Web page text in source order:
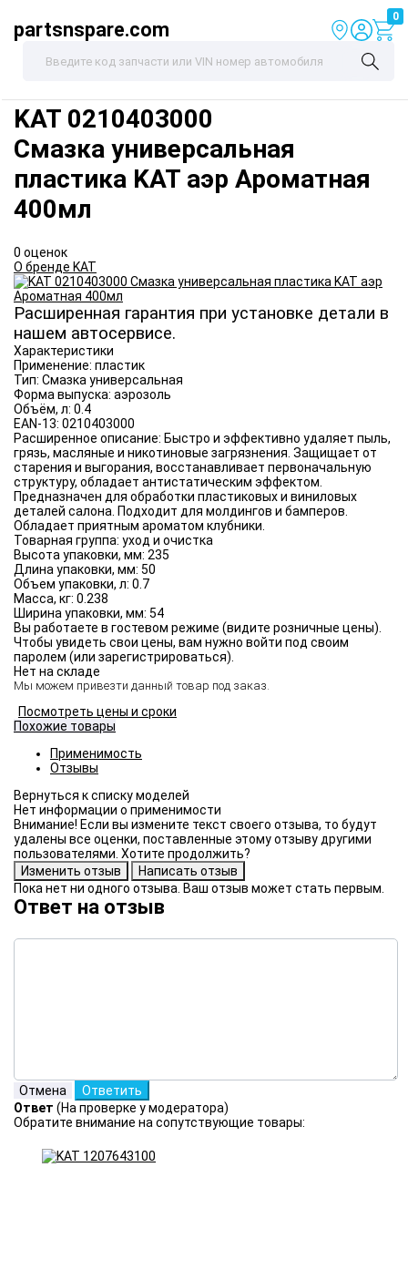
partsnspare.com
0
KAT 0210403000
Смазка универсальная
пластика KAT аэр Ароматная
400мл
0 оценок
О бренде KAT
Расширенная гарантия при установке детали в
нашем автосервисе.
Характеристики
Применение: пластик
Тип: Смазка универсальная
Форма выпуска: аэрозоль
Объём, л: 0.4
EAN-13: 0210403000
Расширенное описание: Быстро и эффективно удаляет пыль,
грязь, масляные и никотиновые загрязнения. Защищает от
старения и выгорания, восстанавливает первоначальную
структуру, обладает антистатическим эффектом.
Предназначен для обработки пластиковых и виниловых
деталей салона. Подходит для молдингов и бамперов.
Обладает приятным ароматом клубники.
Товарная группа: уход и очистка
Высота упаковки, мм: 235
Длина упаковки, мм: 50
Объем упаковки, л: 0.7
Масса, кг: 0.238
Ширина упаковки, мм: 54
Вы работаете в гостевом режиме (видите розничные цены).
Чтобы увидеть свои цены, вам нужно войти под своим
паролем (или зарегистрироваться).
Нет на складе
Мы можем привезти данный товар под заказ.
Посмотреть цены и сроки
Похожие товары
Применимость
Отзывы
Нет информации о применимости
Внимание! Если вы измените текст своего отзыва, то будут
удалены все оценки, поставленные этому отзыву другими
пользователями. Хотите продолжить?
Пока нет ни одного отзыва. Ваш отзыв может стать первым.
Ответ на отзыв
Ответ (На проверке у модератора)
Обратите внимание на сопутствующие товары: